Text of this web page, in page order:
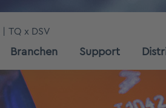
TQ x DSV
Branchen Support